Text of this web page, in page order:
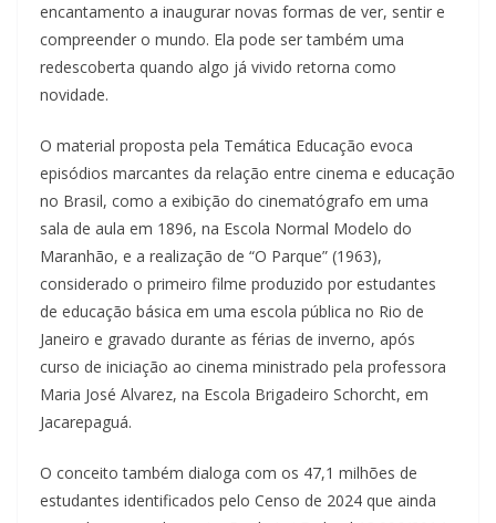
encantamento a inaugurar novas formas de ver, sentir e
compreender o mundo. Ela pode ser também uma
redescoberta quando algo já vivido retorna como
novidade.
O material proposta pela Temática Educação evoca
episódios marcantes da relação entre cinema e educação
no Brasil, como a exibição do cinematógrafo em uma
sala de aula em 1896, na Escola Normal Modelo do
Maranhão, e a realização de “O Parque” (1963),
considerado o primeiro filme produzido por estudantes
de educação básica em uma escola pública no Rio de
Janeiro e gravado durante as férias de inverno, após
curso de iniciação ao cinema ministrado pela professora
Maria José Alvarez, na Escola Brigadeiro Schorcht, em
Jacarepaguá.
O conceito também dialoga com os 47,1 milhões de
estudantes identificados pelo Censo de 2024 que ainda